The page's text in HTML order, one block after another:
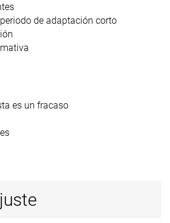
de adaptación corto
es un fracaso